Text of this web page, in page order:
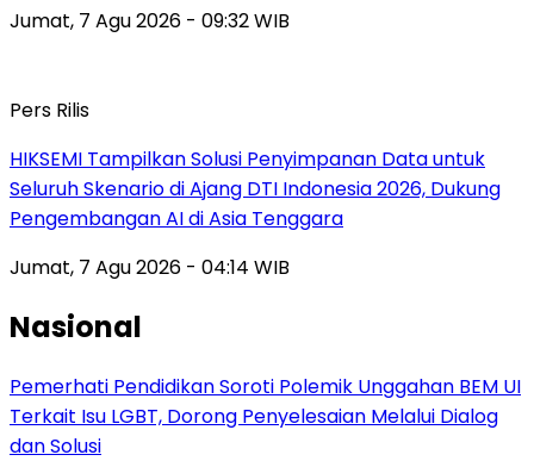
Jumat, 7 Agu 2026 - 09:32 WIB
Pers Rilis
HIKSEMI Tampilkan Solusi Penyimpanan Data untuk
Seluruh Skenario di Ajang DTI Indonesia 2026, Dukung
Pengembangan AI di Asia Tenggara
Jumat, 7 Agu 2026 - 04:14 WIB
Nasional
Pemerhati Pendidikan Soroti Polemik Unggahan BEM UI
Terkait Isu LGBT, Dorong Penyelesaian Melalui Dialog
dan Solusi